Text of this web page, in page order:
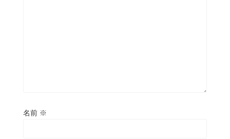
名前 ※